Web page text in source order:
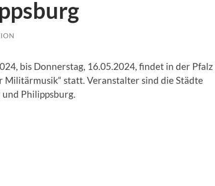
bis Donnerstag, 16.05.2024, findet in der
Militärmusik“ statt. Veranstalter sind die Städte
und Philippsburg.